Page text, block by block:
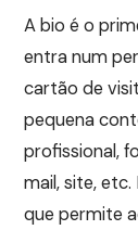
A bio é o
entra num
cartão de
pequena
profissional,
mail, site,
que permite